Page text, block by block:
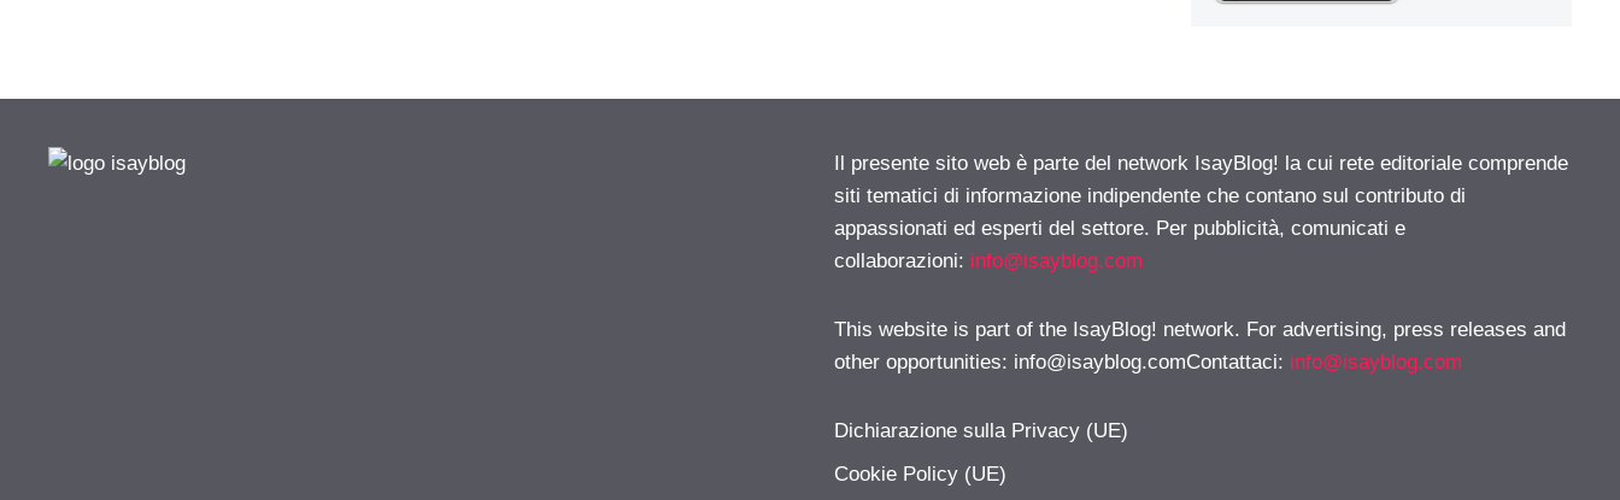
Il presente sito web è parte del network IsayBlog! la cui rete editoriale comprende
siti tematici di informazione indipendente che contano sul contributo di
appassionati ed esperti del settore. Per pubblicità, comunicati e
collaborazioni: info@isayblog.com
This website is part of the IsayBlog! network. For advertising, press releases and
other opportunities: info@isayblog.comContattaci: info@isayblog.com
Dichiarazione sulla Privacy (UE)
Cookie Policy (UE)